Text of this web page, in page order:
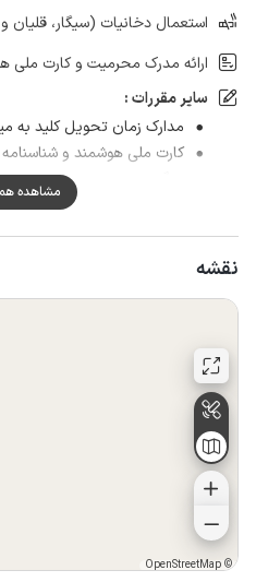
استعمال دخانیات (سیگار،
ارائه مدرک محرمیت و کارت ملی
سایر مقررات :
مدارک زمان تحویل کلید به
کارت ملی هوشمند و
به افراد مجرد آقا اجاره داده
با کمال احترام در صورت
مشاهده
نقشه
©
OpenStreetMap